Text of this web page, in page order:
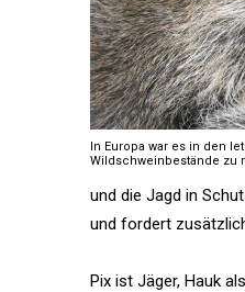
In Europa war es in den
Wildschweinbestände zu
und die Jagd in
und fordert
Pix ist Jäger, Hauk